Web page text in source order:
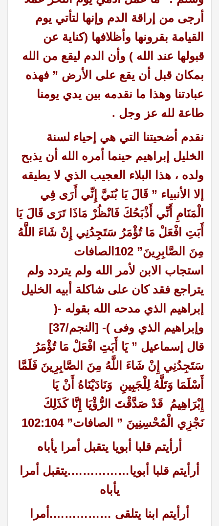
أرجى من إراقة الدم وإنها لتأتي يوم
القيامة بقرونها وأظلافها (كناية عن
قبولها عند الله ) وأن الدم ليقع من الله
بمكان قبل أن يقع على الأرض ” فهذه
عبادتنا وهذا ما نقدمه بين يدي يومنا
طاعة لله عز وجل .
نقدم أضحيتنا التي هي إحياء لسنة
الخليل إبراهيم حينما أمره الله أن يذبح
ولده ، هذا البلاء العجيب الذي لا يطيقه
إلا الأنبياء ” قَالَ يَا بُنَيَّ إِنِّي أَرَى فِي
الْمَنَامِ أَنِّي أَذْبَحُكَ فَانْظُرْ مَاذَا تَرَى قَالَ يَا
أَبَتِ افْعَلْ مَا تُؤْمَرُ سَتَجِدُنِي إِنْ شَاءَ اللَّهُ
مِنَ الصَّابِرِينَ” 102الصافات
استجاب الابن لأمر الله ولم يتردد ولم
يتراجع فقد كان على شاكلة أبيه الخليل
إبراهيم الذي مدحه الله بقوله -(
وإبراهيم الذي وفى )- [النجم/37]
قال إسماعيل ” يَا أَبَتِ افْعَلْ مَا تُؤْمَرُ
سَتَجِدُنِي إِنْ شَاءَ اللَّهُ مِنَ الصَّابِرِينَ فَلَمَّا
أَسْلَمَا وَتَلَّهُ لِلْجَبِينِ وَنَادَيْنَاهُ أَنْ يَا
إِبْرَاهِيمُ قَدْ صَدَّقْتَ الرُّؤْيَا إِنَّا كَذَلِكَ
نَجْزِي الْمُحْسِنِينَ ” الصافات” 102:104
أرأيتم قلبا أبويا يتقبل أمرا يأباه
أرأيتم قلبا أبويا…………….يتقبل أمرا
يأباه
أرأيتم ابنا يتلقى …………….أمرا